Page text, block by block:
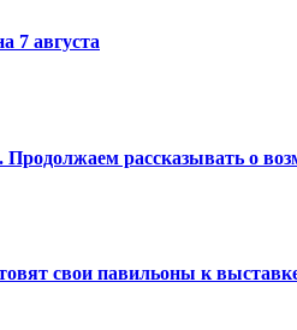
7 августа
Продолжаем рассказывать о
свои павильоны к